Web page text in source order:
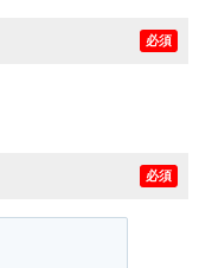
必須
必須